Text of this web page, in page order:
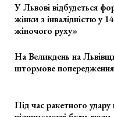
У Львові відбудеться
жінки з інвалідністю у
жіночого руху»
На Великдень на
штормове попередження
Під час ракетного